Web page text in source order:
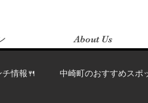
About Us
情報🍴 中崎町のおすすめスポ